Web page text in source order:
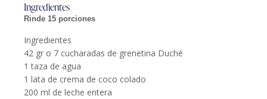
Ingredientes
Rinde 15 porciones
Ingredientes
42 gr o 7 cucharadas de grenetina Duché
1 taza de agua
1 lata de crema de coco colado
200 ml de leche entera